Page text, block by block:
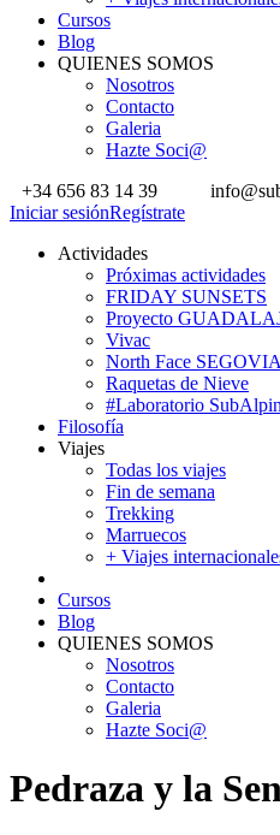
Cursos
Blog
QUIENES SOMOS
Nosotros
Contacto
Galeria
Hazte Soci@
+34 656 83 14 39
Iniciar sesiónRegístrate
Actividades
Próximas actividades
FRIDAY SUNSETS
Proyecto
Vivac
North Face
Raquetas de Nieve
#Laboratorio
Filosofía
Viajes
Todas los viajes
Fin de semana
Trekking
Marruecos
+ Viajes
Cursos
Blog
QUIENES SOMOS
Nosotros
Contacto
Galeria
Hazte Soci@
Pedraza y la